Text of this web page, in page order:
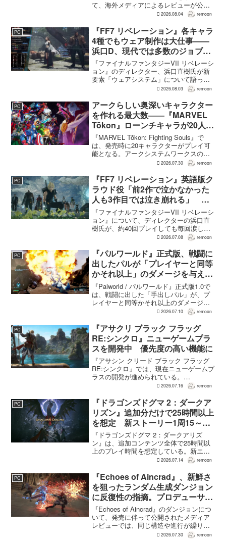
て、海外メディアによるレビューが公開
された。PS5版のメタスコアは73。採点
否両論で、不評に分類されたレビュ...
2026.08.04 remoon
PC
『FF7 リベレーション』各キャラ
4種でもウェア制作は大仕事――
浜口D、現代では多数のジョブを
1作に盛り込むのは極めて困難と
説明
『ファイナルファンタジーVII リベレーシ
ョン』のディレクター、浜口直樹氏が新
要素「ウェアシステム」について語っ
た。本作では8人のパーティキャラクター
が、キャラクター数が多いため、作業量
はかなりのものにな...
2026.08.03 remoon
PC
アークらしい奥深いキャラクター
を作れる最大数――『MARVEL
Tōkon』ローンチキャラが20人に
なった理由
『MARVEL Tōkon: Fighting Souls』で
は、発売時に20キャラクターがプレイ可
能となる。アークシステムワークスの山
中丈嗣プロデューサーは、この人数につ
果だと説明。そのうえで、同社らし...
2026.07.30 remoon
PC
『FF7 リベレーション』英語版ク
ラウド役「前2作で泣かなかった
人も3作目では泣き崩れる」 浜
口Dも約40回泣いたクラウドの重
要場面に言及
『ファイナルファンタジーVII リベレーシ
ョン』について、ディレクターの浜口直
樹氏が、約40回プレイしても毎回涙した
というクラウドの重要な場面について語
氏も、「最初の2作で泣かなかった人も...
2026.07.08 remoon
PC
『パルワールド』正式版、戦闘に
出したパルが「プレイヤーと同等
かそれ以上」のダメージを与えら
れるように
『Palworld / パルワールド』正式版1.0で
は、戦闘に出した「手出しパル」が、プ
レイヤーと同等かそれ以上のダメージを
敵に与えられるようになった。ほぼすべ
挙動、クールダウン時間、使いやすさが
見直され...
2026.07.10 remoon
PC
『アサクリ ブラック フラッグ
RE:シンクロ』ニューゲームプラ
スを開発中 優先度の高い機能に
『アサシン クリード ブラック フラッグ
RE:シンクロ』では、現在ニューゲームプ
ラスの開発が進められている。
GamesRadar+によると、ゲームディレク
JorRaptor氏による...
2026.07.16 remoon
PC
『ドラゴンズドグマ 2：ダークア
リズン』追加分だけで25時間以上
を想定 新ストーリー1周15～20
時間、12種ダンジョンは各30分
～1時間
『ドラゴンズドグマ 2：ダークアリズ
ン』は、追加コンテンツ全体で25時間以
上のプレイ時間を想定している。新エリ
ア「ノルガン」で展開されるメインシナ
追加される12種類のユニークダンジョン
「忘れられた試...
2026.07.14 remoon
PC
『Echoes of Aincrad』、新鮮さ
を狙ったランダム生成ダンジョン
に反復性の指摘。プロデューサー
は発売前に採用理由を説明
『Echoes of Aincrad』のダンジョンにつ
いて、発売に伴って公開されたメディア
レビューでは、同じ構造や進行が繰り返
されるとの評価が出ている。発売前の7月
2026.07.30 remoon